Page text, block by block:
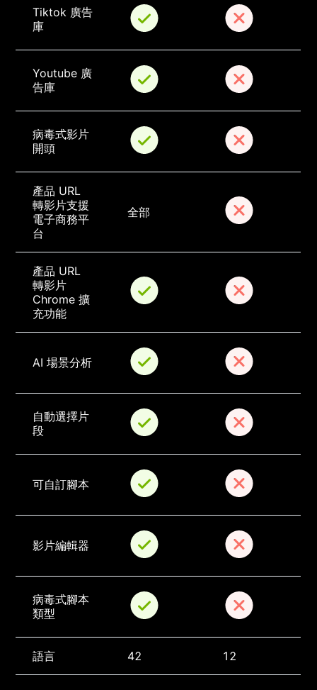
Tiktok 廣告
庫
Youtube 廣
告庫
病毒式影片
開頭
產品 URL
轉影片支援
電子商務平
台
全部
產品 URL
轉影片
Chrome 擴
充功能
AI 場景分析
自動選擇片
段
可自訂腳本
影片編輯器
病毒式腳本
類型
語言 42 12